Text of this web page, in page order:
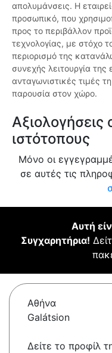
απολυμάνσεις. Η
προσωπικό, που
προς το περιβάλλον
τεχνολογίας, με στόχο
περιορισμό της
συνεχής λειτουργία της
ανταγωνιστικές τιμές
παρουσία στον χώρο.
ιστότοπους
Μόνο οι
σε αυτές τις
Αυτή
Συγχαρητήρια!
Αθήνα
Galátsion
Δείτε το προφίλ